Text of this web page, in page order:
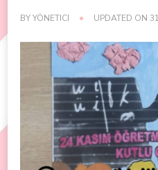
BYYÖNETICI UPDATED ON